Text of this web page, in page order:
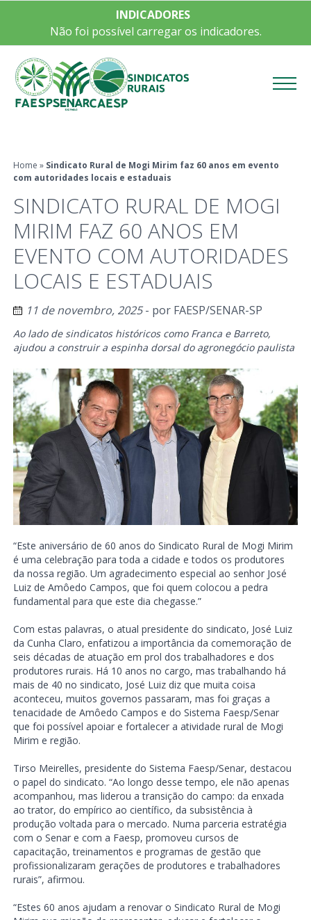
INDICADORES
Não foi possível carregar os indicadores.
Home » Sindicato Rural de Mogi Mirim faz 60 anos em evento
com autoridades locais e estaduais
SINDICATO RURAL DE MOGI
MIRIM FAZ 60 ANOS EM
EVENTO COM AUTORIDADES
LOCAIS E ESTADUAIS
11 de novembro, 2025- por FAESP/SENAR-SP
Ao lado de sindicatos históricos como Franca e Barreto,
ajudou a construir a espinha dorsal do agronegócio paulista
“Este aniversário de 60 anos do Sindicato Rural de Mogi Mirim
é uma celebração para toda a cidade e todos os produtores
da nossa região. Um agradecimento especial ao senhor José
Luiz de Amôedo Campos, que foi quem colocou a pedra
fundamental para que este dia chegasse.”
Com estas palavras, o atual presidente do sindicato, José Luiz
da Cunha Claro, enfatizou a importância da comemoração de
seis décadas de atuação em prol dos trabalhadores e dos
produtores rurais. Há 10 anos no cargo, mas trabalhando há
mais de 40 no sindicato, José Luiz diz que muita coisa
aconteceu, muitos governos passaram, mas foi graças a
tenacidade de Amôedo Campos e do Sistema Faesp/Senar
que foi possível apoiar e fortalecer a atividade rural de Mogi
Mirim e região.
Tirso Meirelles, presidente do Sistema Faesp/Senar, destacou
o papel do sindicato. “Ao longo desse tempo, ele não apenas
acompanhou, mas liderou a transição do campo: da enxada
ao trator, do empírico ao científico, da subsistência à
produção voltada para o mercado. Numa parceria estratégia
com o Senar e com a Faesp, promoveu cursos de
capacitação, treinamentos e programas de gestão que
profissionalizaram gerações de produtores e trabalhadores
rurais”, afirmou.
“Estes 60 anos ajudam a renovar o Sindicato Rural de Mogi